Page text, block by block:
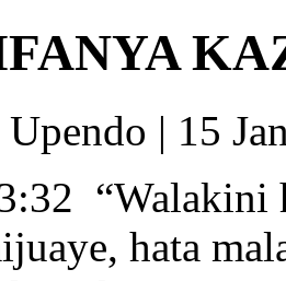
| 15
“Walakini
hata